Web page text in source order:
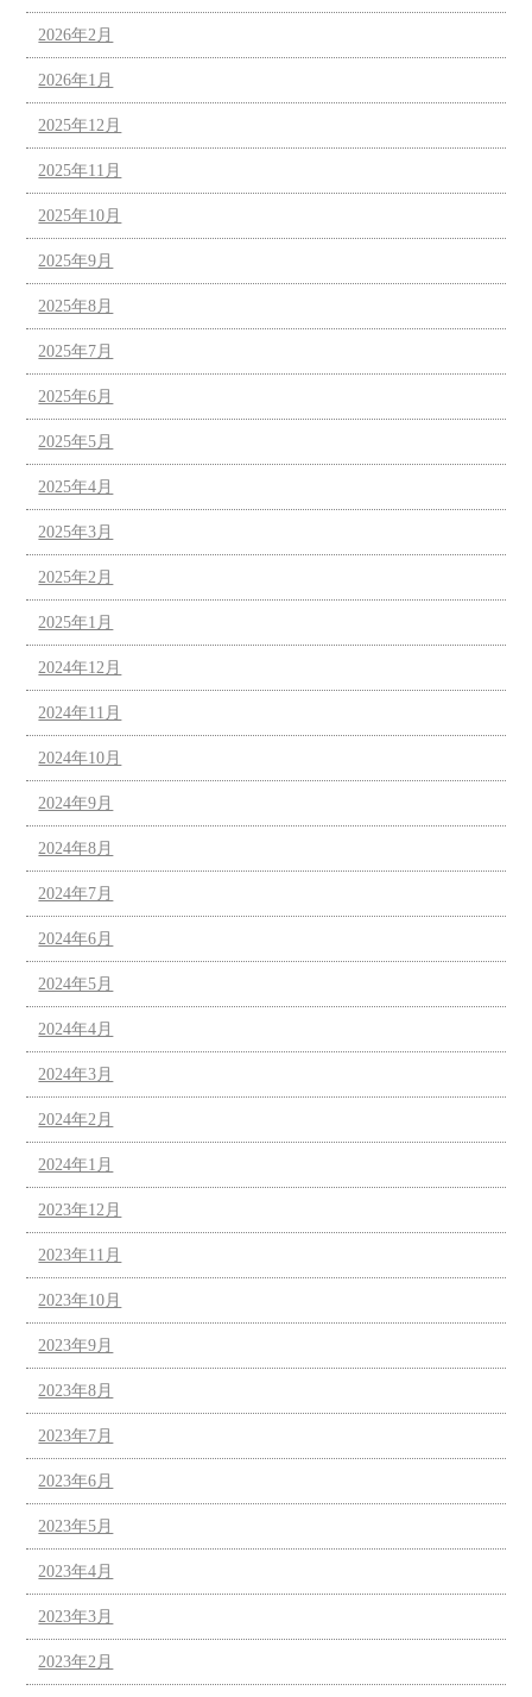
2026年2月
2026年1月
2025年12月
2025年11月
2025年10月
2025年9月
2025年8月
2025年7月
2025年6月
2025年5月
2025年4月
2025年3月
2025年2月
2025年1月
2024年12月
2024年11月
2024年10月
2024年9月
2024年8月
2024年7月
2024年6月
2024年5月
2024年4月
2024年3月
2024年2月
2024年1月
2023年12月
2023年11月
2023年10月
2023年9月
2023年8月
2023年7月
2023年6月
2023年5月
2023年4月
2023年3月
2023年2月